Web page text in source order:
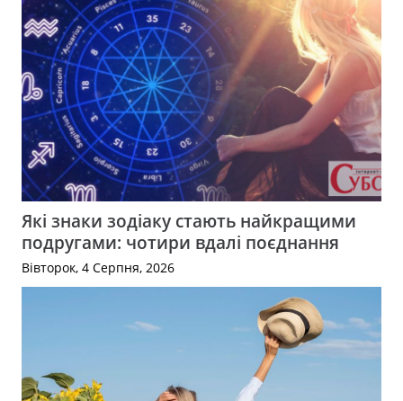
Які знаки зодіаку стають найкращими
подругами: чотири вдалі поєднання
Вівторок, 4 Серпня, 2026